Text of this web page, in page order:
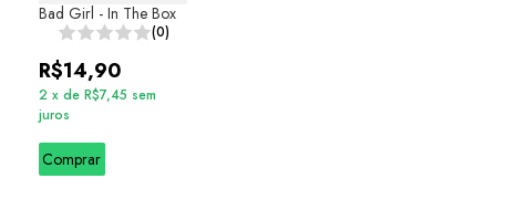
Bad Girl - In The Box
(0)
R$14,90
2 x de R$7,45 sem
juros
Comprar